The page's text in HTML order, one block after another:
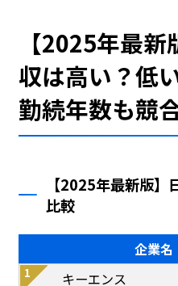
【2025年最
収は高い？低
勤続年数も競
【2025年最新版
比較
企業名
キーエンス